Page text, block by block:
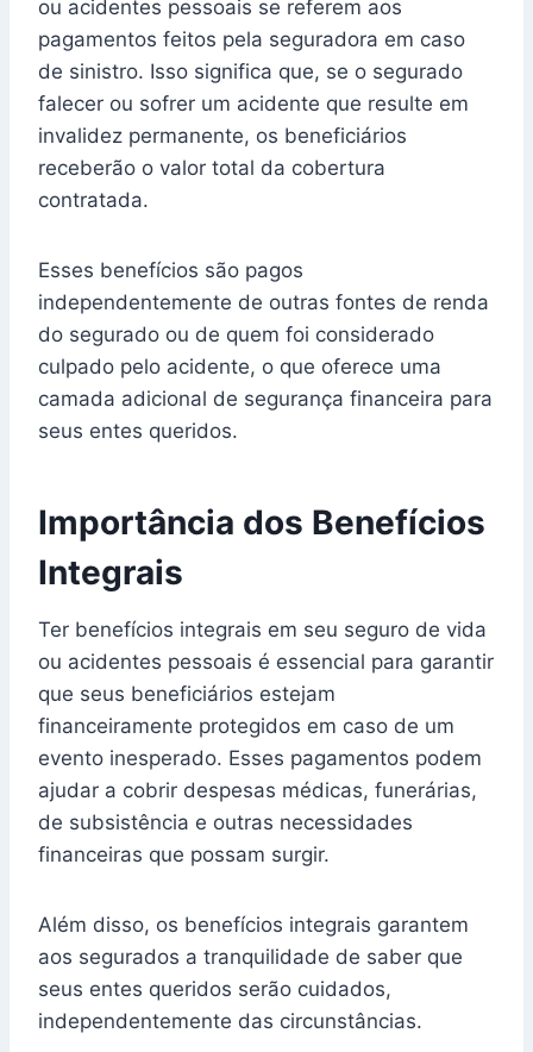
ou acidentes pessoais se referem aos
pagamentos feitos pela seguradora em caso
de sinistro. Isso significa que, se o segurado
falecer ou sofrer um acidente que resulte em
invalidez permanente, os beneficiários
receberão o valor total da cobertura
contratada.
Esses benefícios são pagos
independentemente de outras fontes de renda
do segurado ou de quem foi considerado
culpado pelo acidente, o que oferece uma
camada adicional de segurança financeira para
seus entes queridos.
Importância dos Benefícios
Integrais
Ter benefícios integrais em seu seguro de vida
ou acidentes pessoais é essencial para garantir
que seus beneficiários estejam
financeiramente protegidos em caso de um
evento inesperado. Esses pagamentos podem
ajudar a cobrir despesas médicas, funerárias,
de subsistência e outras necessidades
financeiras que possam surgir.
Além disso, os benefícios integrais garantem
aos segurados a tranquilidade de saber que
seus entes queridos serão cuidados,
independentemente das circunstâncias.